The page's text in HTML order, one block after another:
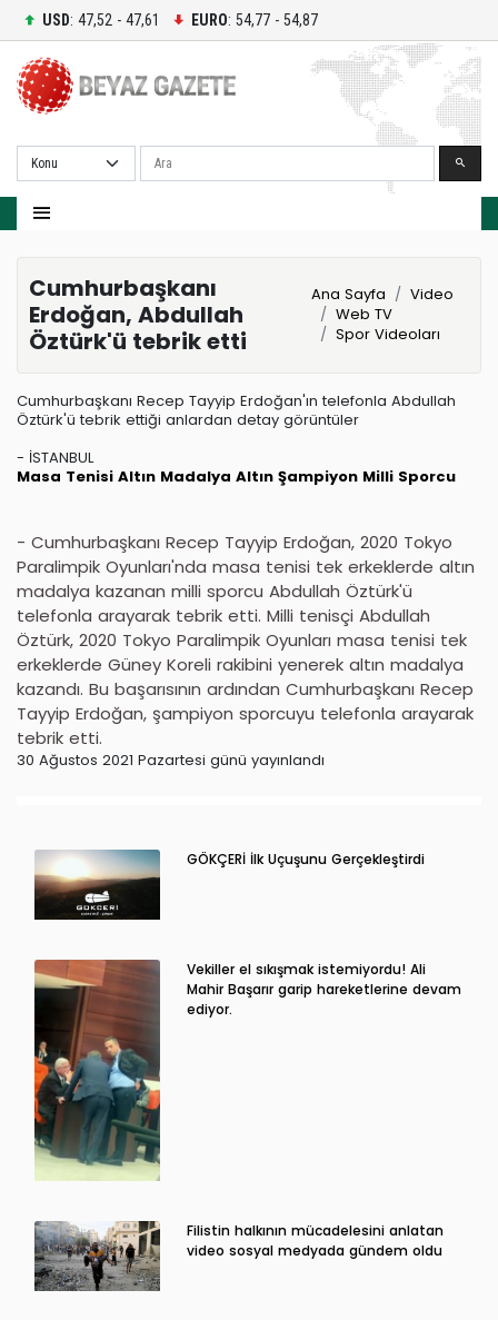
USD: 47,52 - 47,61 EURO: 54,77 - 54,87
Ara
Cumhurbaşkanı
Erdoğan, Abdullah
Öztürk'ü tebrik etti
Ana Sayfa
Video
Web TV
Spor Videoları
Cumhurbaşkanı Recep Tayyip Erdoğan'ın telefonla Abdullah
Öztürk'ü tebrik ettiği anlardan detay görüntüler
- İSTANBUL
Masa Tenisi Altın Madalya Altın Şampiyon Milli Sporcu
- Cumhurbaşkanı Recep Tayyip Erdoğan, 2020 Tokyo
Paralimpik Oyunları'nda masa tenisi tek erkeklerde altın
madalya kazanan milli sporcu Abdullah Öztürk'ü
telefonla arayarak tebrik etti. Milli tenisçi Abdullah
Öztürk, 2020 Tokyo Paralimpik Oyunları masa tenisi tek
erkeklerde Güney Koreli rakibini yenerek altın madalya
kazandı. Bu başarısının ardından Cumhurbaşkanı Recep
Tayyip Erdoğan, şampiyon sporcuyu telefonla arayarak
tebrik etti.
30 Ağustos 2021 Pazartesi günü yayınlandı
GÖKÇERİ İlk Uçuşunu Gerçekleştirdi
Vekiller el sıkışmak istemiyordu! Ali
Mahir Başarır garip hareketlerine devam
ediyor.
Filistin halkının mücadelesini anlatan
video sosyal medyada gündem oldu